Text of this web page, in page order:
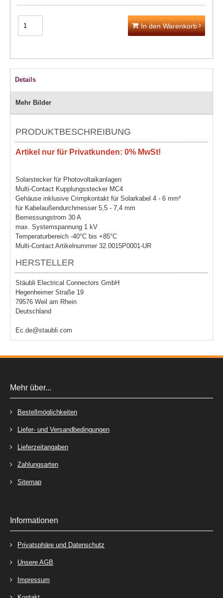
In den Warenkorb
Details
Mehr Bilder
PRODUKTBESCHREIBUNG
Artikel nur für Privatkunden: 0% MwSt!
Solarstecker für Photovoltaikanlagen
Multi-Contact Kupplungsstecker MC4
Gehäuse inklusive Crimpkontakt für Solarkabel 4 - 6 mm²
für Kabelaußendurchmesser 5,5 - 7,4 mm
Bemessungstrom 30 A
max. Systemspannung 1 kV
Temperaturbereich -40°C bis +85°C
Multi-Contact Artikelnummer 32.0015P0001-UR
HERSTELLER
Stäubli Electrical Connectors GmbH
Hegenheimer Straße 19
79576 Weil am Rhein
Deutschland
Ec.de@staubli.com
Mehr über...
Bestellmöglichkeiten
Liefer- und Versandbedingungen
Lieferzeitangaben
Zahlungsarten
Sitemap
Informationen
Privatsphäre und Datenschutz
Unsere AGB
Impressum